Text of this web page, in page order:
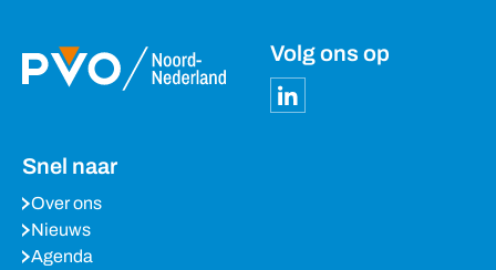
Volg ons op
Snel naar
Over ons
Nieuws
Agenda